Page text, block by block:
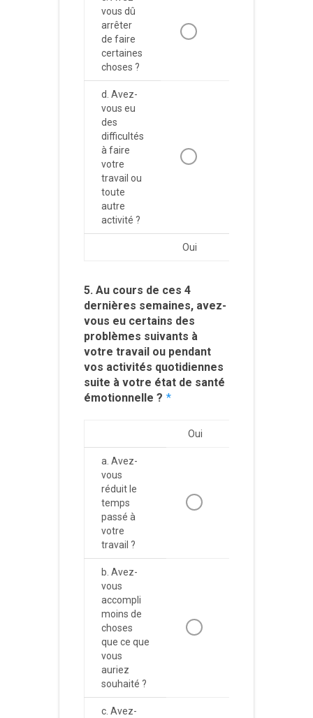
Oui
vous dû
arrêter
de faire
certaines
choses ?
d. Avez-
vous eu
des
difficultés
à faire
votre
travail ou
toute
autre
activité ?
5. Au cours de ces 4
dernières semaines, avez-
vous eu certains des
problèmes suivants à
votre travail ou pendant
vos activités quotidiennes
suite à votre état de santé
émotionnelle ? *
Oui
a. Avez-
vous
réduit le
temps
passé à
votre
travail ?
b. Avez-
vous
accompli
moins de
choses
que ce que
vous
auriez
souhaité ?
c. Avez-